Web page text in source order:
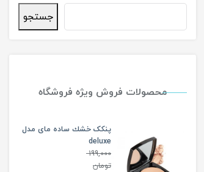
جستجو
محصولات فروش ویژه فروشگاه
پنکک خشك ساده مای مدل
deluxe
199,000
تومان